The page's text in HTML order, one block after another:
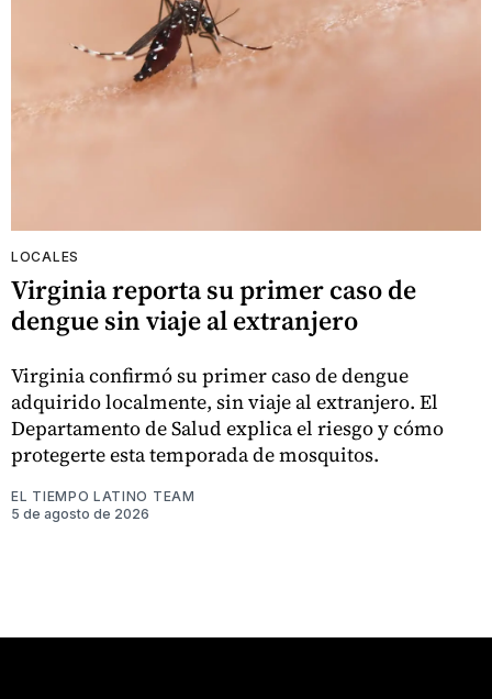
LOCALES
Virginia reporta su primer caso de
dengue sin viaje al extranjero
Virginia confirmó su primer caso de dengue
adquirido localmente, sin viaje al extranjero. El
Departamento de Salud explica el riesgo y cómo
protegerte esta temporada de mosquitos.
EL TIEMPO LATINO TEAM
5 de agosto de 2026